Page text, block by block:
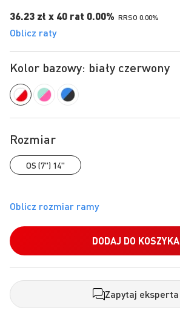
Kolor bazowy: biały czerwony
Rozmiar
OS (7") 14"
DODAJ DO KOSZYKA
Zapytaj eksperta
36.23 zł x 40 rat 0.00% RRSO 0.00%
Oblicz raty